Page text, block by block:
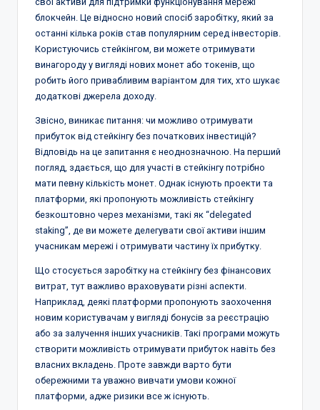
блокчейн. Це відносно новий спосіб заробітку, який за
останні кілька років став популярним серед інвесторів.
Користуючись стейкінгом, ви можете отримувати
винагороду у вигляді нових монет або токенів, що
робить його привабливим варіантом для тих, хто шукає
додаткові джерела доходу.
Звісно, виникає питання: чи можливо отримувати
прибуток від стейкінгу без початкових інвестицій?
Відповідь на це запитання є неоднозначною. На перший
погляд, здається, що для участі в стейкінгу потрібно
мати певну кількість монет. Однак існують проекти та
платформи, які пропонують можливість стейкінгу
безкоштовно через механізми, такі як “delegated
staking”, де ви можете делегувати свої активи іншим
учасникам мережі і отримувати частину їх прибутку.
Що стосується заробітку на стейкінгу без фінансових
витрат, тут важливо враховувати різні аспекти.
Наприклад, деякі платформи пропонують заохочення
новим користувачам у вигляді бонусів за реєстрацію
або за залучення інших учасників. Такі програми можуть
створити можливість отримувати прибуток навіть без
власних вкладень. Проте завжди варто бути
обережними та уважно вивчати умови кожної
платформи, адже ризики все ж існують.